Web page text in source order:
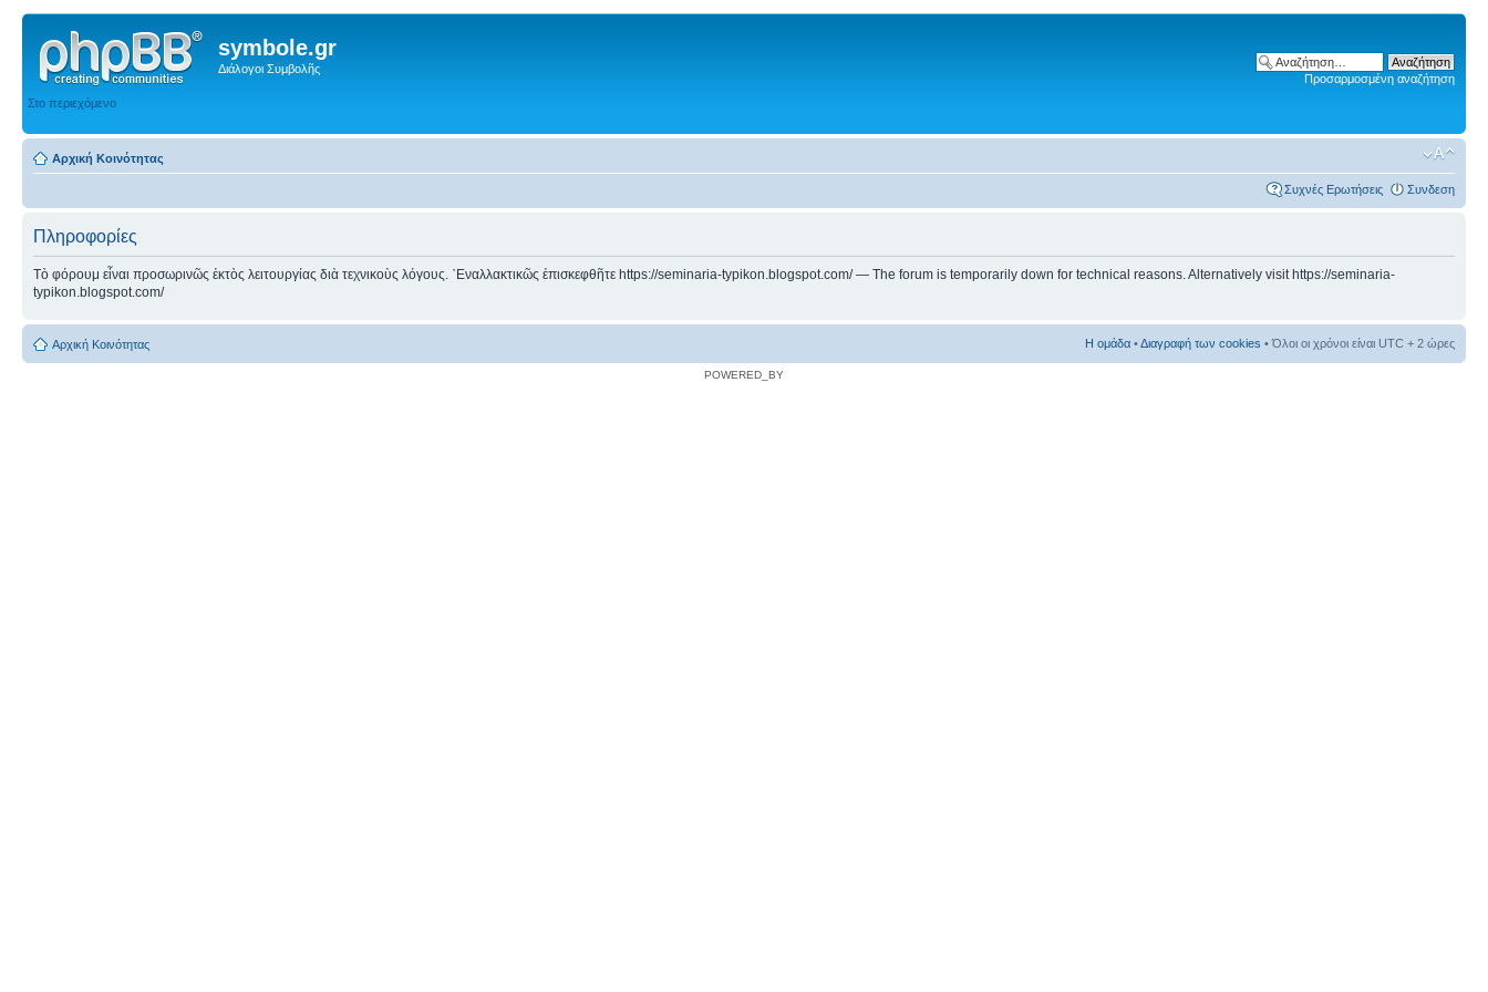
symbole.gr
Διάλογοι Συμβολῆς
Στο περιεχόμενο
Προσαρμοσμένη αναζήτηση
Αρχική Κοινότητας
Συχνές Ερωτήσεις Συνδεση
Πληροφορίες
Τὸ φόρουμ εἶναι προσωρινῶς ἐκτὸς λειτουργίας διὰ τεχνικοὺς λόγους. ᾿Εναλλακτικῶς ἐπισκεφθῆτε https://seminaria-typikon.blogspot.com/ — The forum is temporarily down for technical reasons. Alternatively visit https://seminaria-
typikon.blogspot.com/
Αρχική Κοινότητας Η ομάδα •Διαγραφή των cookies • Όλοι οι χρόνοι είναι UTC + 2 ώρες
POWERED_BY